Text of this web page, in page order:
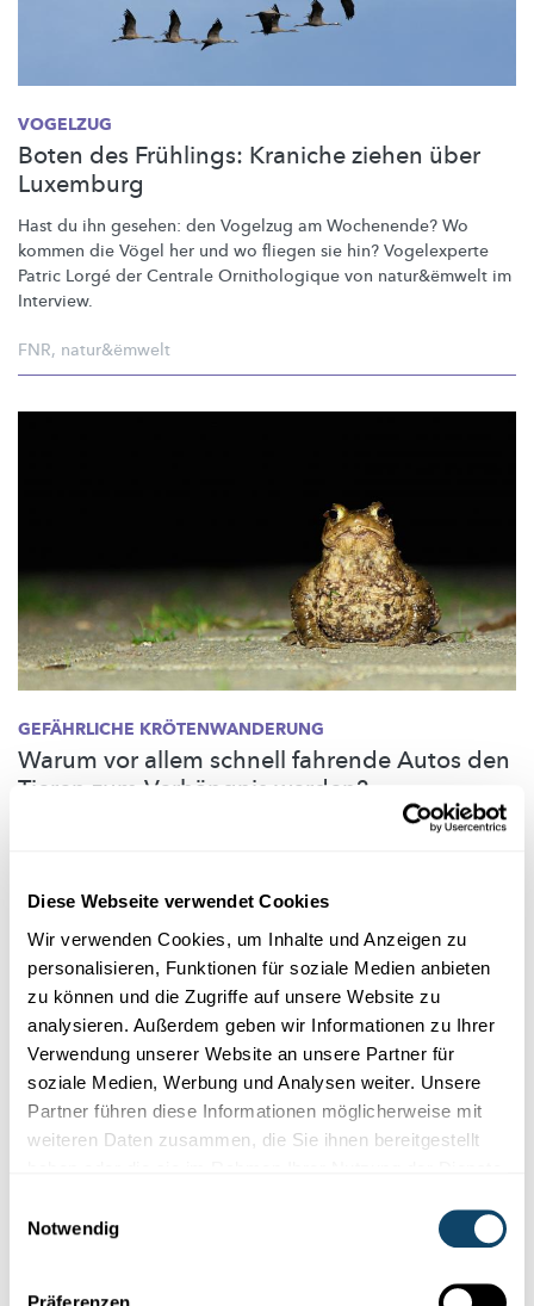
Diese Webseite verwendet Cookies
Wir verwenden Cookies, um Inhalte und Anzeigen zu
personalisieren, Funktionen für soziale Medien anbieten
zu können und die Zugriffe auf unsere Website zu
analysieren. Außerdem geben wir Informationen zu Ihrer
Verwendung unserer Website an unsere Partner für
soziale Medien, Werbung und Analysen weiter. Unsere
Partner führen diese Informationen möglicherweise mit
weiteren Daten zusammen, die Sie ihnen bereitgestellt
Notwendig
VOGELZUG
Boten des Frühlings: Kraniche ziehen über
Luxemburg
Hast du ihn gesehen: den Vogelzug am Wochenende? Wo
kommen die Vögel her und wo fliegen sie hin? Vogelexperte
Patric Lorgé der Centrale Ornithologique von natur&ëmwelt im
Interview.
FNR, natur&ëmwelt
GEFÄHRLICHE KRÖTENWANDERUNG
Warum vor allem schnell fahrende Autos den
Tieren zum Verhängnis werden?
Unzählige Kröten sind wieder auf ihren Weg zu ihren
natur&ëmwelt
Folgescience.lu
Diese Plugins sind ausgeblendet, weil Sie
Netzwerken abgelehnt haben. Um sie zu
sehen, ändern Sie bitte Ihre Einstellungen.